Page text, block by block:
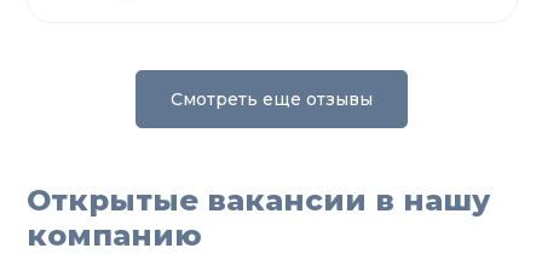
Смотреть еще отзывы
Открытые вакансии в нашу
компанию